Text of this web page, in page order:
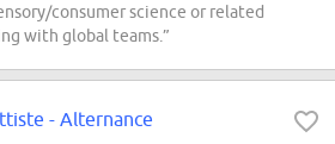
consumer science or related
with global teams.”
- Alternance